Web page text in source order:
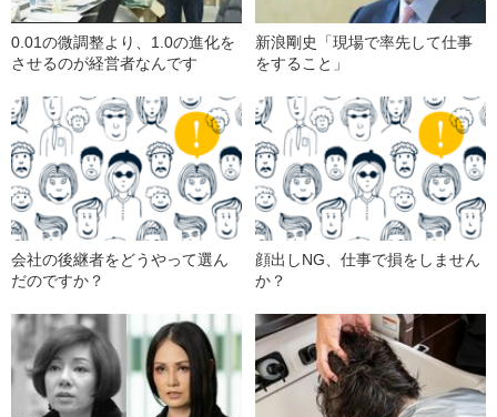
0.01の微調整より、1.0の進化を
させるのが経営者なんです
新浪剛史「現場で率先して仕事
をすること」
会社の後継者をどうやって選ん
だのですか？
顔出しNG、仕事で損をしません
か？